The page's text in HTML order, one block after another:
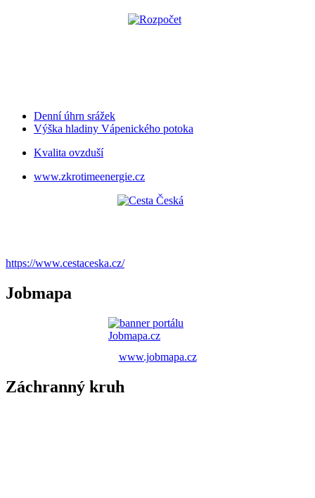
Denní úhrn srážek
Výška hladiny Vápenického potoka
Kvalita ovzduší
www.zkrotimeenergie.cz
https://www.cestaceska.cz/
Jobmapa
www.jobmapa.cz
Záchranný kruh